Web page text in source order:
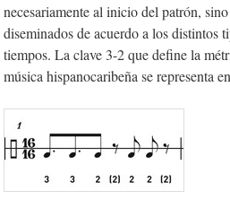
necesariamente al inicio del patrón,
diseminados de acuerdo a los distintos
tiempos. La clave 3-2que define la
música hispanocaribeña se representa